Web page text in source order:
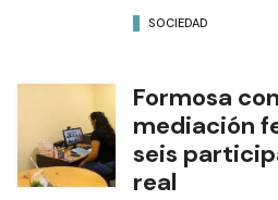
SOCIEDAD
Formosa
mediación
seis
real